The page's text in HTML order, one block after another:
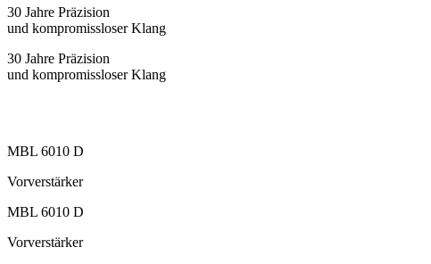
30 Jahre Präzision
und kompromissloser Klang
30 Jahre Präzision
und kompromissloser Klang
MBL 6010 D
Vorverstärker
MBL 6010 D
Vorverstärker